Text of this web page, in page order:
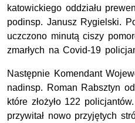
katowickiego oddziału
podinsp. Janusz Rygielski.
uczczono minutą ciszy
zmarłych na Covid-19
Następnie Komendant
nadinsp. Roman Rabsztyn
które złożyło 122
przywitał nowo przyjętych